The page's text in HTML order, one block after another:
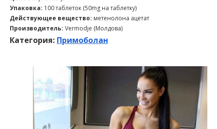
Упаковка: 100 таблеток (50mg на таблетку)
Действующее вещество: метенолона ацетат
Производитель: Vermodje (Молдова)
Категория: Примоболан